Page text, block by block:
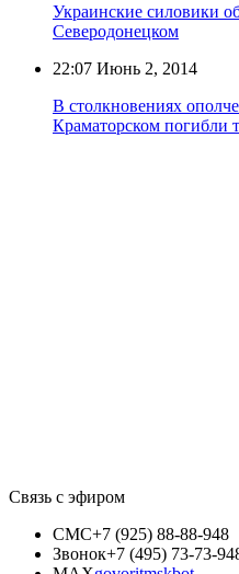
Украинские силовики
Северодонецком
22:07 Июнь 2, 2014
В столкновениях
Краматорском погибли
Связь с эфиром
СМС+7 (925) 88-88-948
Звонок+7 (495) 73-73-